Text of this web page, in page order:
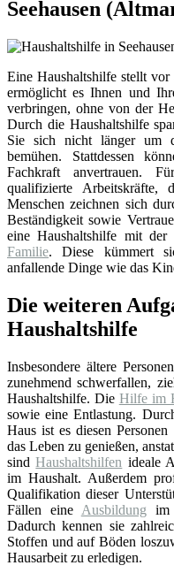
Seehausen
Eine Haushaltshilfe stellt vor
ermöglicht es Ihnen und
verbringen, ohne von der
Durch die Haushaltshilfe
Sie sich nicht länger um
bemühen. Stattdessen
Fachkraft anvertrauen.
qualifizierte Arbeitskräfte,
Menschen zeichnen sich
Beständigkeit sowie
eine Haushaltshilfe mit der
Familie. Diese kümmert
anfallende Dinge wie das
Die weiteren
Haushaltshilfe
Insbesondere ältere
zunehmend schwerfallen,
Haushaltshilfe. Die Hilfe im
sowie eine Entlastung.
Haus ist es diesen
das Leben zu genießen,
sindHaushaltshilfen ideale
im Haushalt. Außerdem
Qualifikation dieser
Fällen eine Ausbildung im
Dadurch kennen sie
Stoffen und auf Böden
Hausarbeit zu erledigen.